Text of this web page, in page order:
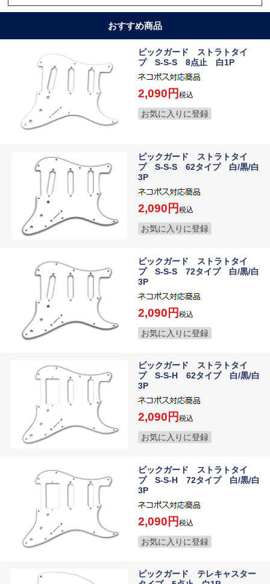
おすすめ商品
ピックガード ストラトタイ
プ S-S-S 8点止 白1P
2,090 税込
お気に入りに登録
ピックガード ストラトタイ
プ S-S-S 62タイプ 白/黒/白
3P
2,090 税込
お気に入りに登録
ピックガード ストラトタイ
プ S-S-S 72タイプ 白/黒/白
3P
2,090 税込
お気に入りに登録
ピックガード ストラトタイ
プ S-S-H 62タイプ 白/黒/白
3P
2,090 税込
お気に入りに登録
ピックガード ストラトタイ
プ S-S-H 72タイプ 白/黒/白
3P
2,090 税込
お気に入りに登録
ピックガード テレキャスター